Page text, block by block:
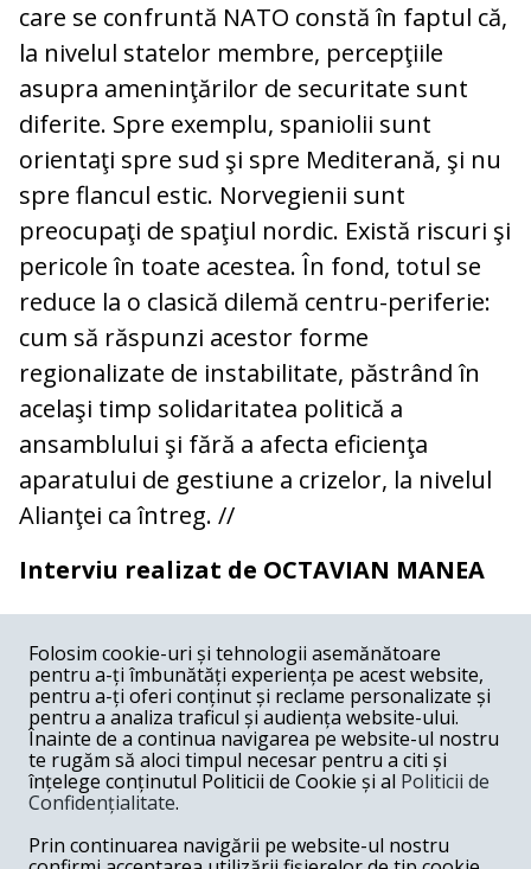
care se confruntă NATO constă în faptul că,
la nivelul statelor membre, percepţiile
asupra ameninţărilor de securitate sunt
diferite. Spre exemplu, spaniolii sunt
orientaţi spre sud şi spre Mediterană, şi nu
spre flancul estic. Norvegienii sunt
preocupaţi de spaţiul nordic. Există riscuri şi
pericole în toate acestea. În fond, totul se
reduce la o clasică dilemă centru-periferie:
cum să răspunzi acestor forme
regionalizate de instabilitate, păstrând în
acelaşi timp solidaritatea politică a
ansamblului şi fără a afecta eficienţa
aparatului de gestiune a crizelor, la nivelul
Alianţei ca întreg. //
Interviu realizat de OCTAVIAN MANEA
COMENTARII
Nume
Email
Folosim cookie-uri și tehnologii asemănătoare
pentru a-ți îmbunătăți experiența pe acest website,
pentru a-ți oferi conținut și reclame personalizate și
pentru a analiza traficul și audiența website-ului.
Înainte de a continua navigarea pe website-ul nostru
te rugăm să aloci timpul necesar pentru a citi și
înțelege conținutul Politicii de Cookie și al Politicii de
Confidențialitate.
Prin continuarea navigării pe website-ul nostru